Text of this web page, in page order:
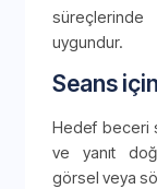
uygundur.
Seans
Hedef beceri
ve yanıt
görsel veya